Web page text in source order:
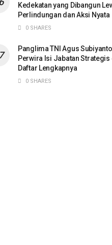
Kedekatan yang Dibangun
Perlindungan dan Aksi Nyata
0 SHARES
Panglima TNI Agus
Perwira Isi Jabatan Strategis
Daftar Lengkapnya
0 SHARES